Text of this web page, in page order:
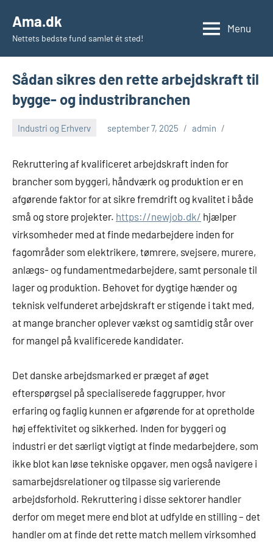
indhold
Ama.dk
Nettets bedste fund samlet ét sted!
Menu
Sådan sikres den rette arbejdskraft til
bygge- og industribranchen
Industri og Erhverv september 7, 2025 admin
Rekruttering af kvalificeret arbejdskraft inden for
brancher som byggeri, håndværk og produktion er en
afgørende faktor for at sikre fremdrift og kvalitet i både
små og store projekter. https://newjob.dk/ hjælper
virksomheder med at finde medarbejdere inden for
fagområder som elektrikere, tømrere, svejsere, murere,
anlægs- og fundamentmedarbejdere, samt personale til
lager og produktion. Behovet for dygtige hænder og
teknisk velfunderet arbejdskraft er stigende i takt med,
at mange brancher oplever vækst og samtidig står over
for mangel på kvalificerede kandidater.
Det danske arbejdsmarked er præget af øget
efterspørgsel på specialiserede faggrupper, hvor
erfaring og faglig kunnen er afgørende for at opretholde
høj effektivitet og sikkerhed. Inden for byggeri og
industri er det særligt vigtigt at finde medarbejdere, som
ikke blot kan løse tekniske opgaver, men også navigere i
samarbejdsrelationer og tilpasse sig varierende
arbejdsforhold. Rekruttering i disse sektorer handler
derfor om meget mere end blot at udfylde en stilling – det
handler om at finde det rette match mellem virksomhed